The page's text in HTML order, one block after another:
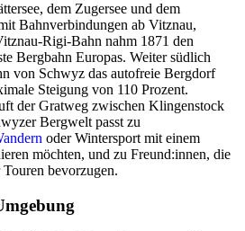
dem Zugersee und dem
Bahnverbindungen ab Vitznau,
Rigi-Bahn nahm 1871 den
Bergbahn Europas. Weiter südlich
von Schwyz das autofreie Bergdorf
Steigung von 110 Prozent.
der Gratweg zwischen Klingenstock
Bergwelt passt zu
oder Wintersport mit einem
möchten, und zu Freund:innen, die
bevorzugen.